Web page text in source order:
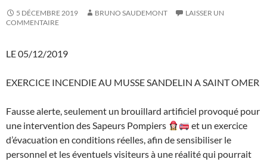
5 DÉCEMBRE 2019 BRUNO SAUDEMONT
LAISSER UN
COMMENTAIRE
LE 05/12/2019
EXERCICE INCENDIE AU MUSSE SANDELIN A SAINT OMER
Fausse alerte, seulement un brouillard artificiel provoqué pour
une intervention des Sapeurs Pompiers
et un exercice
d’évacuation en conditions réelles, afin de sensibiliser le
personnel et les éventuels visiteurs à une réalité qui pourrait